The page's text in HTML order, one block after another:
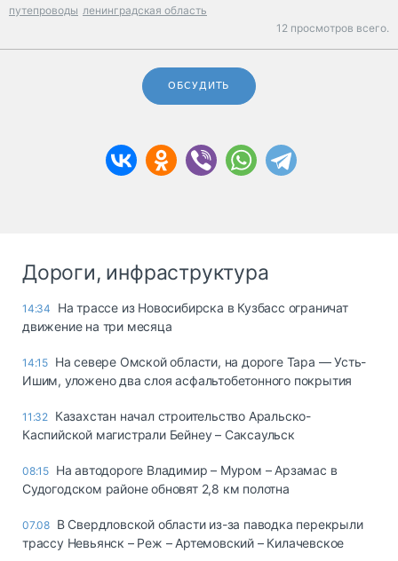
путепроводы ленинградская область
12 просмотров всего.
ОБСУДИТЬ
Дороги, инфраструктура
14:34
На трассе из Новосибирска в Кузбасс ограничат
движение на три месяца
14:15 На севере Омской области, на дороге Тара — Усть-
Ишим, уложено два слоя асфальтобетонного покрытия
11:32 Казахстан начал строительство Аральско-
Каспийской магистрали Бейнеу – Саксаульск
08:15 На автодороге Владимир – Муром – Арзамас в
Судогодском районе обновят 2,8 км полотна
07.08 В Свердловской области из-за паводка перекрыли
трассу Невьянск – Реж – Артемовский – Килачевское